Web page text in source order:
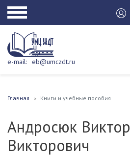
e-mail: eb@umczdt.ru
Главная Книги и учебные пособия
Андросюк Виктор
Викторович